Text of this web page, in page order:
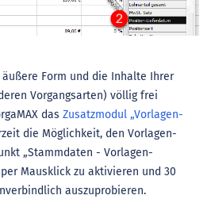
Form und die Inhalte Ihrer
Vorgangsarten) völlig frei
das Zusatzmodul „Vorlagen-
die Möglichkeit, den Vorlagen-
„Stammdaten - Vorlagen-
Mausklick zu aktivieren und 30
auszuprobieren.